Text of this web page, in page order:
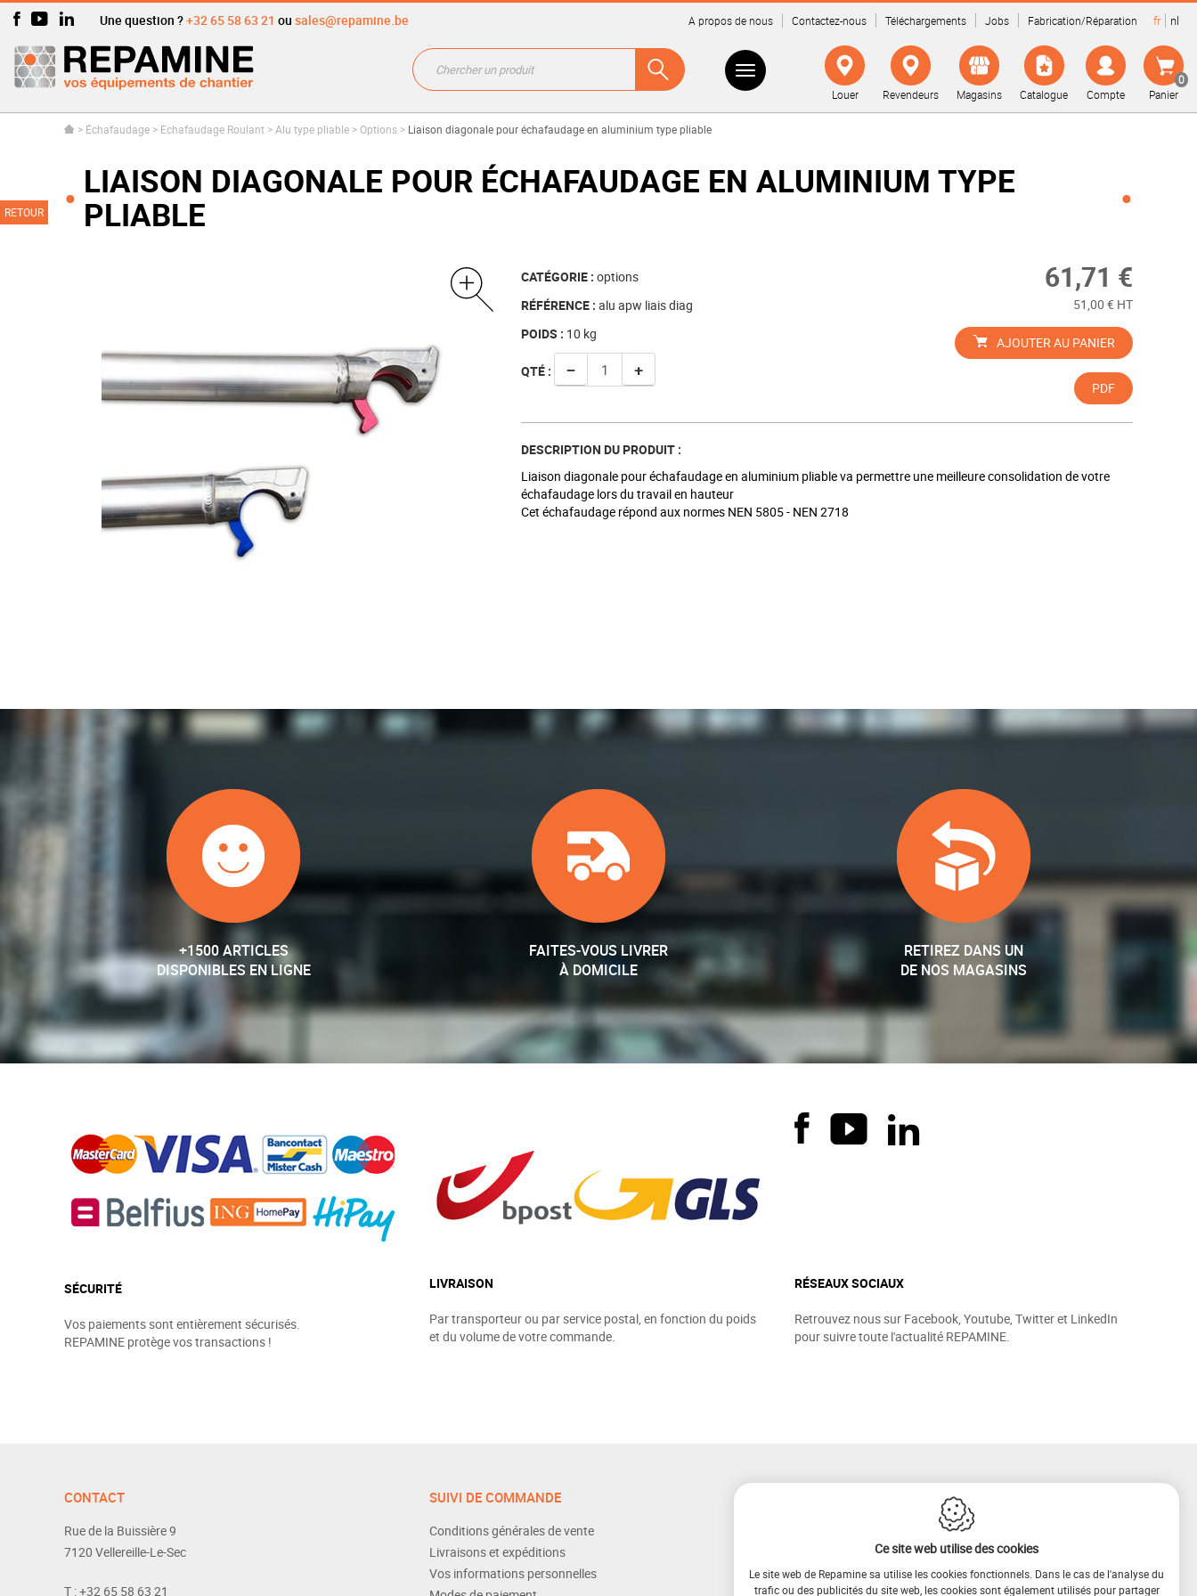
Une question ?+32 65 58 63 21 ou sales@repamine.be A propos de nous Contactez-nous Téléchargements Jobs Fabrication/Réparation fr nl
0
Panier
Compte
Catalogue
Magasins
Revendeurs
Louer
> Échafaudage > Echafaudage Roulant > Alu type pliable >Options > Liaison diagonale pour échafaudage en aluminium type pliable
LIAISON DIAGONALE POUR ÉCHAFAUDAGE EN ALUMINIUM TYPE
PLIABLE
CATÉGORIE : options
RÉFÉRENCE : alu apw liais diag
POIDS : 10 kg
QTÉ : − +
61,71 €
51,00 € HT
AJOUTER AU PANIER
PDF
DESCRIPTION DU PRODUIT :
Liaison diagonale pour échafaudage en aluminium pliable va permettre une meilleure consolidation de votre
échafaudage lors du travail en hauteur
Cet échafaudage répond aux normes NEN 5805 - NEN 2718
RETOUR
+1500 ARTICLES
DISPONIBLES EN LIGNE
FAITES-VOUS LIVRER
À DOMICILE
RETIREZ DANS UN
DE NOS MAGASINS
SÉCURITÉ
Vos paiements sont entièrement sécurisés.
REPAMINE protège vos transactions !
LIVRAISON
Par transporteur ou par service postal, en fonction du poids
et du volume de votre commande.
RÉSEAUX SOCIAUX
Retrouvez nous sur Facebook, Youtube, Twitter et LinkedIn
pour suivre toute l'actualité REPAMINE.
CONTACT
Rue de la Buissière 9
7120 Vellereille-Le-Sec
T :+32 65 58 63 21
SUIVI DE COMMANDE
Conditions générales de vente
Livraisons et expéditions
Vos informations personnelles
Ce site web utilise des cookies
Le site web de Repamine sa utilise les cookies fonctionnels. Dans le cas de l'analyse du
trafic ou des publicités du site web, les cookies sont également utilisés pour partager